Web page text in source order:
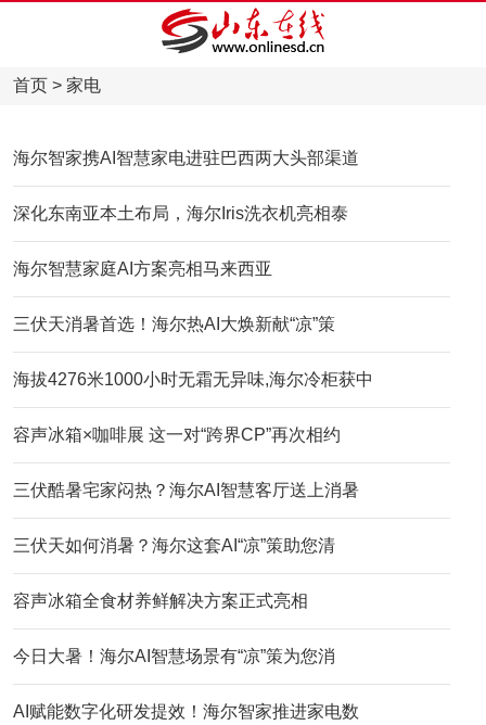
首页> 家电
海尔智家携AI智慧家电进驻巴西两大头部渠道
深化东南亚本土布局，海尔Iris洗衣机亮相泰
海尔智慧家庭AI方案亮相马来西亚
三伏天消暑首选！海尔热AI大焕新献“凉”策
海拔4276米1000小时无霜无异味,海尔冷柜获中
容声冰箱×咖啡展 这一对“跨界CP”再次相约
三伏酷暑宅家闷热？海尔AI智慧客厅送上消暑
三伏天如何消暑？海尔这套AI“凉”策助您清
容声冰箱全食材养鲜解决方案正式亮相
今日大暑！海尔AI智慧场景有“凉”策为您消
AI赋能数字化研发提效！海尔智家推进家电数